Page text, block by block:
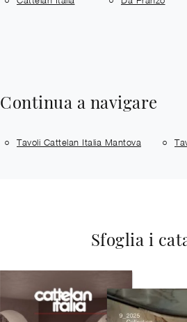
Continua a navigare
Tavoli Cattelan Italia Mantova
Sfoglia i